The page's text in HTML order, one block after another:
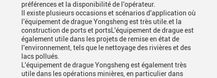
préférences et la disponibilité de l'opérateur.
Il existe plusieurs occasions et scénarios d'application où
l'équipement de drague Yongsheng est très utile.et la
construction de ports et portsL'équipement de drague est
également utile dans les projets de remise en état de
l'environnement, tels que le nettoyage des rivières et des
lacs pollués.
L'équipement de drague Yongsheng est également très
utile dans les opérations minières, en particulier dans